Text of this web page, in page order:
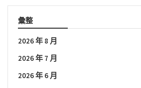
彙整
2026 年 8 月
2026 年 7 月
2026 年 6 月